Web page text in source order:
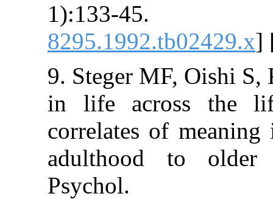
1):133-
9. Steger MF,
in life across
correlates of
adulthood to
Psychol.